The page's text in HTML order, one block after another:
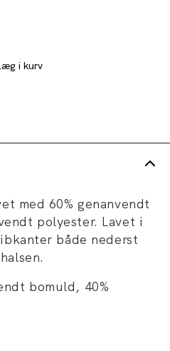
i kurv
med 60% genanvendt
polyester. Lavet i
både nederst
bomuld, 40%